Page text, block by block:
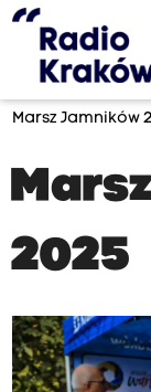
Marsz Jamników
2025